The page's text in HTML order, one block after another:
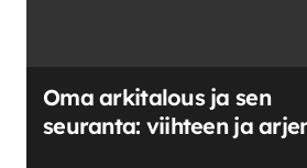
Oma arkitalous ja sen
seuranta: viihteen ja